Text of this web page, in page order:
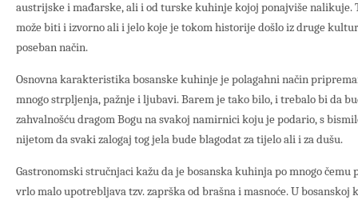
austrijske i mađarske, ali i od turske kuhinje kojoj ponajviše nalikuje.
može biti i izvorno ali i jelo koje je tokom historije došlo iz druge
poseban način.
Osnovna karakteristika bosanske kuhinje je polagahni način
mnogo strpljenja, pažnje i ljubavi. Barem je tako bilo, i trebalo bi da
zahvalnošću dragom Bogu na svakoj namirnici koju je podario, s
nijetom da svaki zalogaj tog jela bude blagodat za tijelo ali i za dušu.
Gastronomski stručnjaci kažu da je bosanska kuhinja po mnogo čemu
vrlo malo upotrebljava tzv. zaprška od brašna i masnoće. U bosanskoj